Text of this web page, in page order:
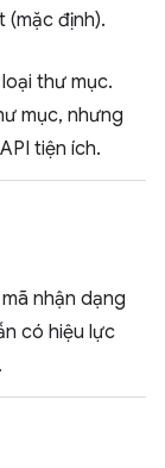
(mặc định).
thư mục.
mục, nhưng
tiện ích.
nhận dạng
có hiệu lực